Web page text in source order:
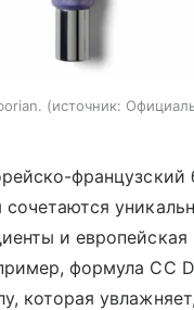
источник:
французский
и европейская
формула CC
которая увлажняет,